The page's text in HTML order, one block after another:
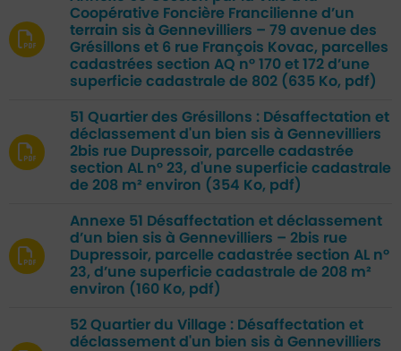
Coopérative Foncière Francilienne d’un
terrain sis à Gennevilliers – 79 avenue des
Grésillons et 6 rue François Kovac, parcelles
cadastrées section AQ n° 170 et 172 d’une
superficie cadastrale de 802 (635 Ko, pdf)
51 Quartier des Grésillons : Désaffectation et
déclassement d'un bien sis à Gennevilliers
2bis rue Dupressoir, parcelle cadastrée
section AL n° 23, d'une superficie cadastrale
de 208 m² environ (354 Ko, pdf)
Annexe 51 Désaffectation et déclassement
d’un bien sis à Gennevilliers – 2bis rue
Dupressoir, parcelle cadastrée section AL n°
23, d’une superficie cadastrale de 208 m²
environ (160 Ko, pdf)
52 Quartier du Village : Désaffectation et
déclassement d'un bien sis à Gennevilliers